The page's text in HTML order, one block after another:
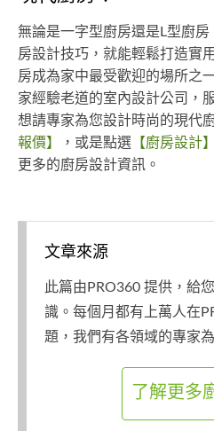
無論是一字型廚房還是L型廚
房設計技巧，就能輕鬆打造實
房成為家中最受歡迎的場所之
家經驗老道的室內設計公司，
想請專家為您設計時尚的現代
報價】
，或是點選 【廚房設計】
更多的廚房設計資訊。
文章來源
此篇由PRO360 提供，給
識。每個月都有上萬人在
題，我們有各領域的專家
了解更多